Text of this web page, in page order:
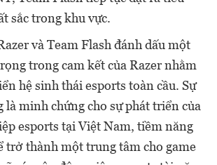
sắc trong khu vực.
và Team Flash đánh dấu một
trong cam kết của Razer nhằm
hệ sinh thái esports toàn cầu. Sự
là minh chứng cho sự phát triển của
esports tại Việt Nam, tiềm năng
trở thành một trung tâm cho game